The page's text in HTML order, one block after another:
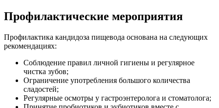
Профилактические мероприятия
Профилактика кандидоза пищевода основана на следующих
рекомендациях:
Соблюдение правил личной гигиены и регулярное
чистка зубов;
Ограничение употребления большого количества
сладостей;
Регулярные осмотры у гастроэнтеролога и стоматолога;